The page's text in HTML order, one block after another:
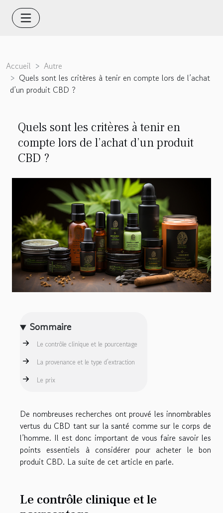
Accueil
Autre
Quels sont les critères à tenir en compte lors de l’achat
d’un produit CBD ?
Quels sont les critères à tenir en
compte lors de l’achat d’un produit
CBD ?
Sommaire
Le contrôle clinique et le pourcentage
La provenance et le type d’extraction
Le prix
De nombreuses recherches ont prouvé les innombrables
vertus du CBD tant sur la santé comme sur le corps de
l’homme. Il est donc important de vous faire savoir les
points essentiels à considérer pour acheter le bon
produit CBD. La suite de cet article en parle.
Le contrôle clinique et le